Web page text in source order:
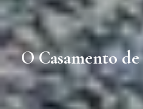
O Casamento